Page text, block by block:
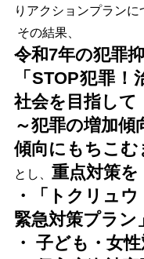
りアクションプランに
その結果、
令和7年の犯罪
「STOP犯罪
社会を目指して
～犯罪の増加
傾向にもちこむ
とし、 重点対策を
・
「トクリュ
緊急対策プラン
・ 子ども・女